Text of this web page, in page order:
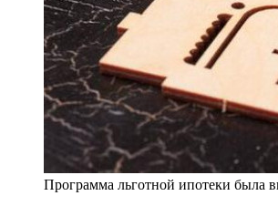
Программа льготной ипотеки была